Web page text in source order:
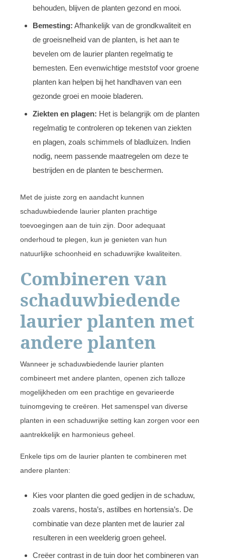
behouden, blijven de planten gezond en mooi.
Bemesting: Afhankelijk van de grondkwaliteit en
de groeisnelheid van de planten, is het aan te
bevelen om de laurier planten regelmatig te
bemesten. Een evenwichtige meststof voor groene
planten kan helpen bij het handhaven van een
gezonde groei en mooie bladeren.
Ziekten en plagen: Het is belangrijk om de planten
regelmatig te controleren op tekenen van ziekten
en plagen, zoals schimmels of bladluizen. Indien
nodig, neem passende maatregelen om deze te
bestrijden en de planten te beschermen.
Met de juiste zorg en aandacht kunnen
schaduwbiedende laurier planten prachtige
toevoegingen aan de tuin zijn. Door adequaat
onderhoud te plegen, kun je genieten van hun
natuurlijke schoonheid en schaduwrijke kwaliteiten.
Combineren van
schaduwbiedende
laurier planten met
andere planten
Wanneer je schaduwbiedende laurier planten
combineert met andere planten, openen zich talloze
mogelijkheden om een prachtige en gevarieerde
tuinomgeving te creëren. Het samenspel van diverse
planten in een schaduwrijke setting kan zorgen voor een
aantrekkelijk en harmonieus geheel.
Enkele tips om de laurier planten te combineren met
andere planten:
Kies voor planten die goed gedijen in de schaduw,
zoals varens, hosta’s, astilbes en hortensia’s. De
combinatie van deze planten met de laurier zal
resulteren in een weelderig groen geheel.
Creëer contrast in de tuin door het combineren van